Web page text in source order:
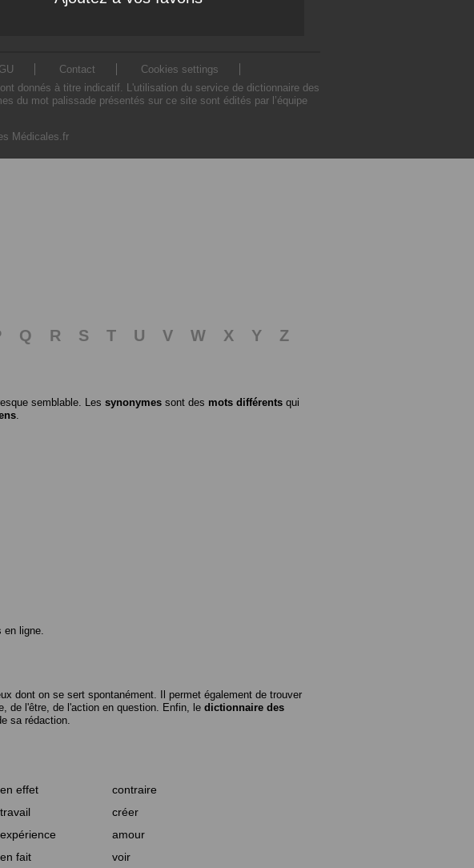
Contact
Cookies settings
donnés à titre indicatif. L'utilisation du service de dictionnaire des
du mot palissade présentés sur ce site sont édités par l’équipe
Médicales.fr
Q R S T U V W X Y
Z
semblable. Les synonymes sont des mots différents qui
ligne.
dont on se sert spontanément. Il permet également de trouver
de l'être, de l'action en question. Enfin, le dictionnaire des
sa rédaction.
en effet
contraire
travail
créer
expérience
amour
en fait voir